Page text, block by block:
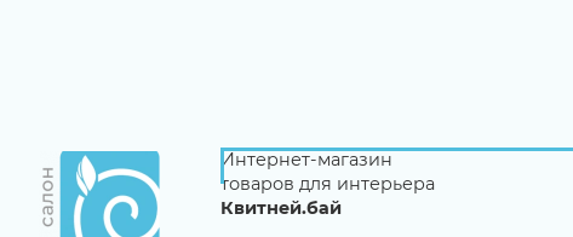
Интернет-магазин
товаров для интерьера
Квитней.бай